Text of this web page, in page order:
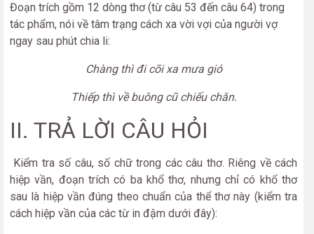
Đoạn trích gồm 12 dòng thơ (từ câu 53 đến câu 64) trong
tác phẩm, nói về tâm trạng cách xa vời vợi của người vợ
ngay sau phút chia li:
Chàng thì đi cõi xa mưa gió
Thiếp thì về buông cũ chiếu chăn.
II. TRẢ LỜI CÂU HỎI
Kiểm tra số câu, số chữ trong các câu thơ. Riêng về cách
hiệp vần, đoạn trích có ba khổ thơ, nhưng chỉ có khổ thơ
sau là hiệp vần đúng theo chuẩn của thể thơ này (kiểm tra
cách hiệp vần của các từ in đậm dưới đây):